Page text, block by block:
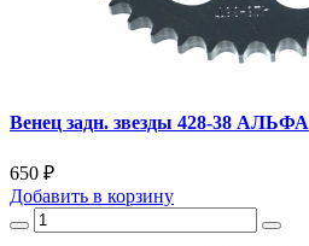
Венец задн. звезды 428-38 АЛЬФА
650 ₽
Добавить в корзину